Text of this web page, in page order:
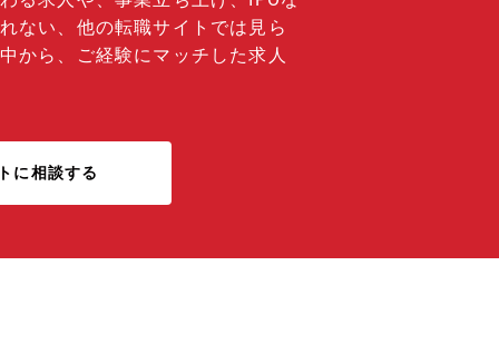
ない、他の転職サイトでは見ら
から、ご経験にマッチした求人
に相談する